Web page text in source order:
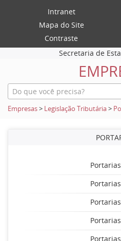
Intranet
Mapa do Site
Contraste
Secretaria de
Empresas> Legislação Tributária>